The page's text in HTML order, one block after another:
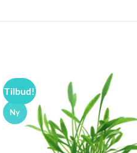
Tilbud!
Ny